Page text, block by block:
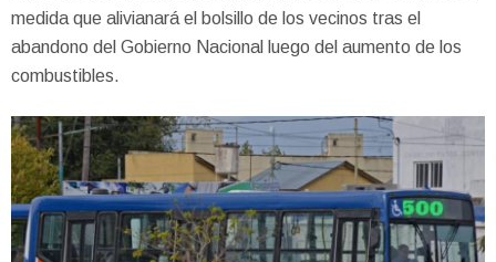
medida que alivianará el bolsillo de los vecinos tras el
abandono del Gobierno Nacional luego del aumento de los
combustibles.